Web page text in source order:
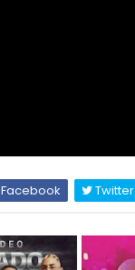
Facebook Twitter